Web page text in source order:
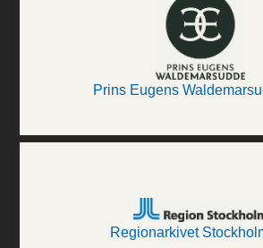
Prins Eugens
Regionarkivet